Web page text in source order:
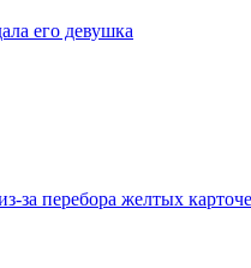
его девушка
за перебора желтых